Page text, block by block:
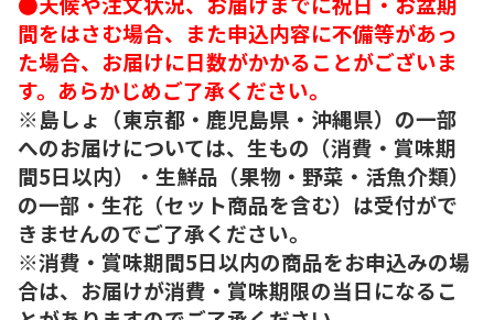
間をはさむ場合、また申込内容に不備等があっ
た場合、お届けに日数がかかることがございま
す。あらかじめご了承ください。
※島しょ（東京都・鹿児島県・沖縄県）の一部
へのお届けについては、生もの（消費・賞味期
間5日以内）・生鮮品（果物・野菜・活魚介類）
の一部・生花（セット商品を含む）は受付がで
きませんのでご了承ください。
※消費・賞味期間5日以内の商品をお申込みの場
合は、お届けが消費・賞味期限の当日になるこ